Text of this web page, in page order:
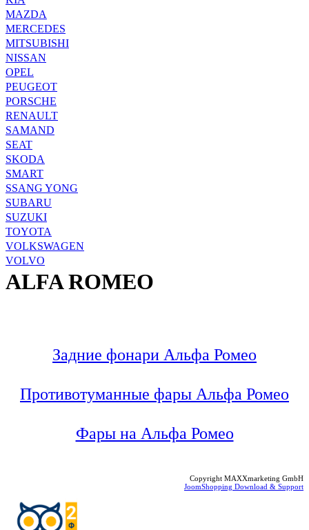
MAZDA
MERCEDES
MITSUBISHI
NISSAN
OPEL
PEUGEOT
PORSCHE
RENAULT
SAMAND
SEAT
SKODA
SMART
SSANG YONG
SUBARU
SUZUKI
TOYOTA
VOLKSWAGEN
VOLVO
ALFA ROMEO
Задние фонари Альфа Ромео
Противотуманные фары Альфа Ромео
Фары на Альфа Ромео
Copyright MAXXmarketing GmbH
JoomShopping Download & Support